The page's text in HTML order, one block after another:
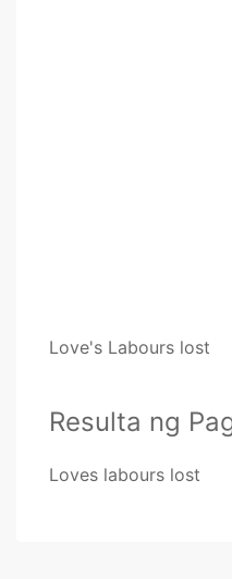
Love's Labours lost
Resulta ng
Loves labours lost